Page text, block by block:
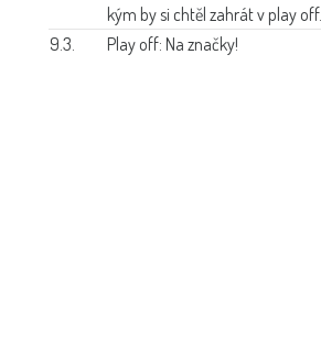
kým by si chtěl zahrát v play off.
9.3.
Play off: Na značky!